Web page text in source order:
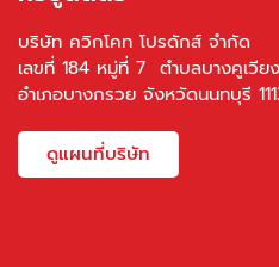
บริษัท ควิกโคท โปรดักส์ จำกัด
เลขที่ 184 หมู่ที่ 7 ตำบลบางคูเวียง
อำเภอบางกรวย จังหวัดนนทบุรี
ดูแผนที่บริษัท